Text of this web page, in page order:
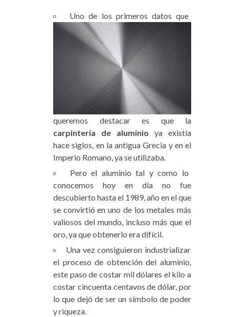
Uno de los primeros datos que
queremos destacar es que la
carpintería de
aluminio ya existía
hace siglos, en la antigua Grecia y en el
Imperio Romano, ya se utilizaba.
Pero el aluminio tal y como lo
conocemos hoy en día no fue
descubierto hasta el 1989, año en el que
se convirtió en uno de los metales más
valiosos del mundo, incluso más que el
oro, ya que obtenerlo era difícil.
Una vez consiguieron industrializar
el proceso de obtención del aluminio,
este paso de costar mil dólares el kilo a
costar cincuenta centavos de dólar, por
lo que dejó de ser un símbolo de poder
y riqueza.